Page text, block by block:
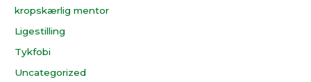
kropskærlig mentor
Ligestilling
Tykfobi
Uncategorized